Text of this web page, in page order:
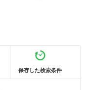
保存した検索条件